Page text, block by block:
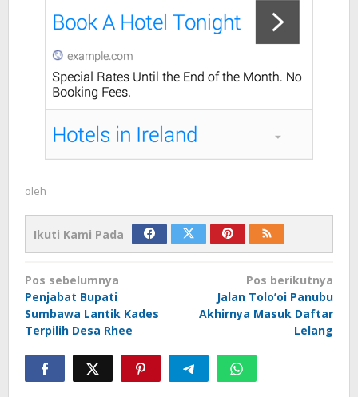
oleh
Ikuti Kami Pada
Navigasi
pos
Pos sebelumnya
Penjabat Bupati
Sumbawa Lantik Kades
Terpilih Desa Rhee
Pos berikutnya
Jalan Tolo’oi Panubu
Akhirnya Masuk Daftar
Lelang